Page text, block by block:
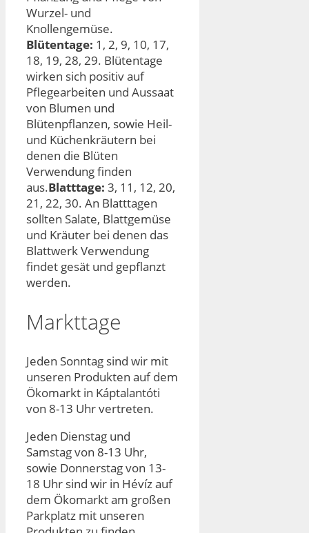
Wurzel- und
Knollengemüse.
Blütentage: 1, 2, 9, 10, 17,
18, 19, 28, 29. Blütentage
wirken sich positiv auf
Pflegearbeiten und Aussaat
von Blumen und
Blütenpflanzen, sowie Heil-
und Küchenkräutern bei
denen die Blüten
Verwendung finden
aus.Blatttage: 3, 11, 12, 20,
21, 22, 30. An Blatttagen
sollten Salate, Blattgemüse
und Kräuter bei denen das
Blattwerk Verwendung
findet gesät und gepflanzt
werden.
Markttage
Jeden Sonntag sind wir mit
unseren Produkten auf dem
Ökomarkt in Káptalantóti
von 8-13 Uhr vertreten.
Jeden Dienstag und
Samstag von 8-13 Uhr,
sowie Donnerstag von 13-
18 Uhr sind wir in Hévíz auf
dem Ökomarkt am großen
Parkplatz mit unseren